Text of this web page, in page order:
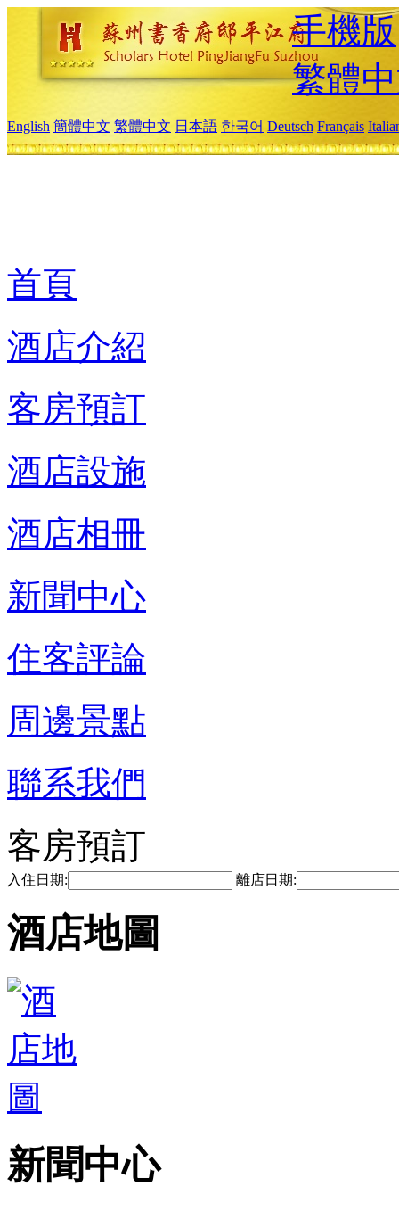
手機版
繁體
English 簡體中文 繁體中文 日本語 한국어 Deutsch Français
首頁
酒店介紹
客房預訂
酒店設施
酒店相冊
新聞中心
住客評論
周邊景點
聯系我們
客房預訂
入住日期: 離店日期:
酒店地圖
新聞中心